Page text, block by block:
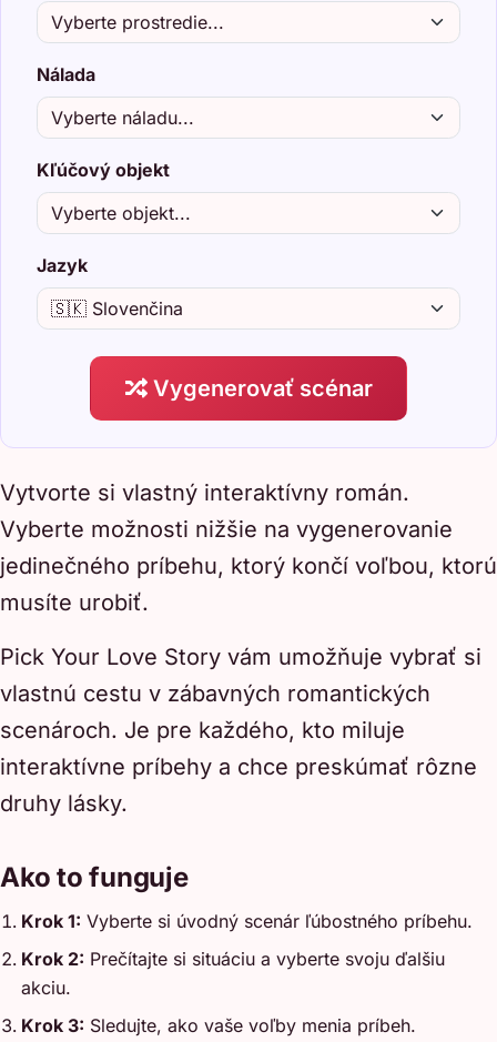
Nálada
Kľúčový objekt
Jazyk
Vygenerovať scénar
Vytvorte si vlastný interaktívny román.
Vyberte možnosti nižšie na vygenerovanie
jedinečného príbehu, ktorý končí voľbou, ktorú
musíte urobiť.
Pick Your Love Story vám umožňuje vybrať si
vlastnú cestu v zábavných romantických
scenároch. Je pre každého, kto miluje
interaktívne príbehy a chce preskúmať rôzne
druhy lásky.
Ako to funguje
Krok 1: Vyberte si úvodný scenár ľúbostného príbehu.
Krok 2: Prečítajte si situáciu a vyberte svoju ďalšiu
akciu.
Krok 3: Sledujte, ako vaše voľby menia príbeh.